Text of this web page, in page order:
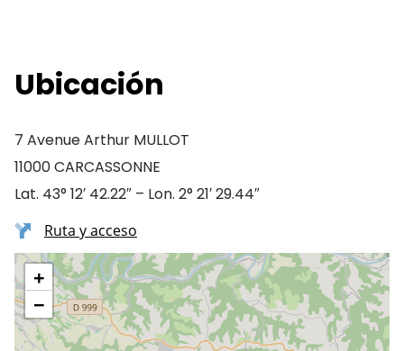
Ubicación
7 Avenue Arthur MULLOT
11000 CARCASSONNE
Lat. 43° 12′ 42.22″ – Lon. 2° 21′ 29.44″
Ruta y acceso
+
−